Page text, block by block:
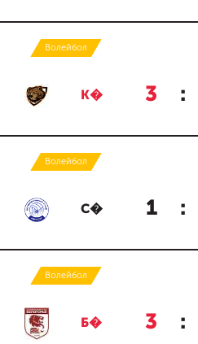
Волейбол
К� 3 :
Волейбол
С� 1 :
Волейбол
Б� 3 :